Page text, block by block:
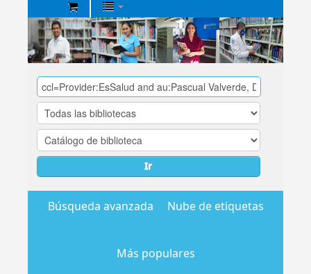
Biblioteca
Central
EsSalud
Ir
Búsqueda avanzada Nube de etiquetas
Más populares